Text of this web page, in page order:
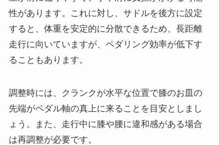
性があります。これに対し、サドルを後方に設定
すると、体重を安定的に分散できるため、長距離
走行に向いていますが、ペダリング効率が低下す
ることもあります。
調整時には、クランクが水平な位置で膝のお皿の
先端がペダル軸の真上に来ることを目安としまし
ょう。また、走行中に膝や腰に違和感がある場合
は再調整が必要です。